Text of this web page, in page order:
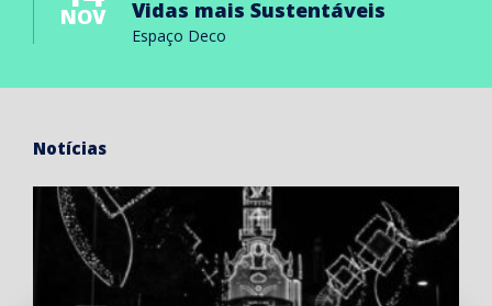
NOV
Vidas mais Sustentáveis
Espaço Deco
Notícias